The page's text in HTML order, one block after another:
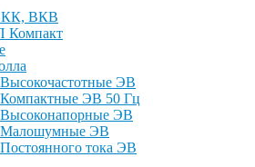
ВКВ
Высокочастотные ЭВ
Компактные ЭВ 50 Гц
Высоконапорные ЭВ
Малошумные ЭВ
Постоянного тока ЭВ